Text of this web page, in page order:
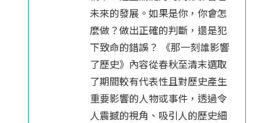
未來的發展。如果是你，你會怎
麼做？做出正確的判斷，還是犯
下致命的錯誤？ 《那一刻誰影響
了歷史》內容從春秋至清末選取
了期間較有代表性且對歷史產生
重要影響的人物或事件，透過令
人震撼的視角、吸引人的歷史細